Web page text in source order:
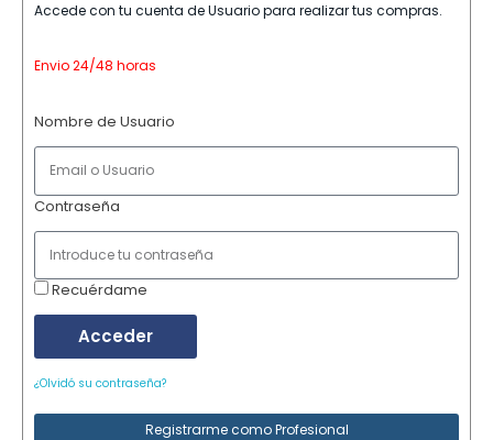
Accede con tu cuenta de Usuario para realizar tus compras.
Envio 24/48 horas
Nombre de Usuario
Contraseña
Recuérdame
Acceder
¿Olvidó su contraseña?
Registrarme como Profesional